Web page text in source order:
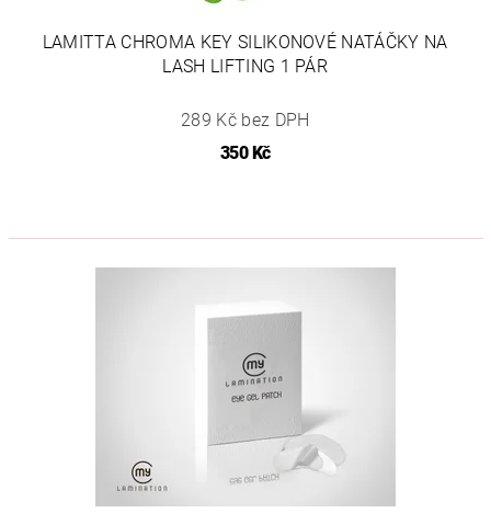
LAMITTA CHROMA KEY SILIKONOVÉ NATÁČKY NA
LASH LIFTING 1 PÁR
289 Kč bez DPH
350 Kč